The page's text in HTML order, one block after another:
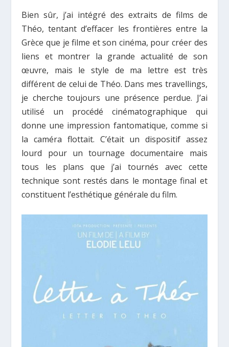
Bien sûr, j’ai intégré des extraits de films de
Théo, tentant d’effacer les frontières entre la
Grèce que je filme et son cinéma, pour créer des
liens et montrer la grande actualité de son
œuvre, mais le style de ma lettre est très
différent de celui de Théo. Dans mes travellings,
je cherche toujours une présence perdue. J’ai
utilisé un procédé cinématographique qui
donne une impression fantomatique, comme si
la caméra flottait. C’était un dispositif assez
lourd pour un tournage documentaire mais
tous les plans que j’ai tournés avec cette
technique sont restés dans le montage final et
constituent l’esthétique générale du film.